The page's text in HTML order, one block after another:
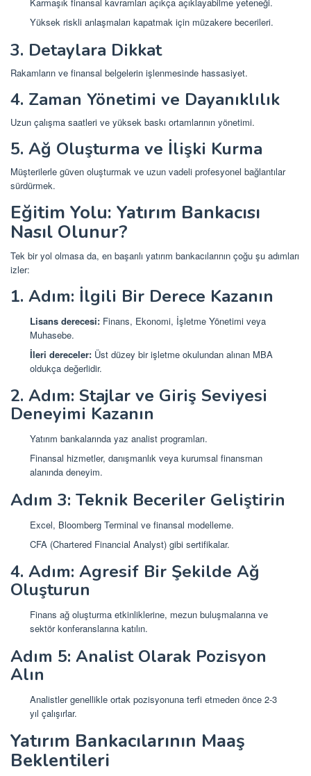
Yüksek riskli anlaşmaları kapatmak için müzakere becerileri.
3. Detaylara Dikkat
Rakamların ve finansal belgelerin işlenmesinde hassasiyet.
4. Zaman Yönetimi ve Dayanıklılık
Uzun çalışma saatleri ve yüksek baskı ortamlarının yönetimi.
5. Ağ Oluşturma ve İlişki Kurma
Müşterilerle güven oluşturmak ve uzun vadeli profesyonel bağlantılar
sürdürmek.
Eğitim Yolu: Yatırım Bankacısı
Nasıl Olunur?
Tek bir yol olmasa da, en başarılı yatırım bankacılarının çoğu şu adımları
izler:
1. Adım: İlgili Bir Derece Kazanın
Lisans derecesi: Finans, Ekonomi, İşletme Yönetimi veya
Muhasebe.
İleri dereceler: Üst düzey bir işletme okulundan alınan MBA
oldukça değerlidir.
2. Adım: Stajlar ve Giriş Seviyesi
Deneyimi Kazanın
Yatırım bankalarında yaz analist programları.
Finansal hizmetler, danışmanlık veya kurumsal finansman
alanında deneyim.
Adım 3: Teknik Beceriler Geliştirin
Excel, Bloomberg Terminal ve finansal modelleme.
CFA (Chartered Financial Analyst) gibi sertifikalar.
4. Adım: Agresif Bir Şekilde Ağ
Oluşturun
Finans ağ oluşturma etkinliklerine, mezun buluşmalarına ve
sektör konferanslarına katılın.
Adım 5: Analist Olarak Pozisyon
Alın
Analistler genellikle ortak pozisyonuna terfi etmeden önce 2-3
yıl çalışırlar.
Yatırım Bankacılarının Maaş
Beklentileri